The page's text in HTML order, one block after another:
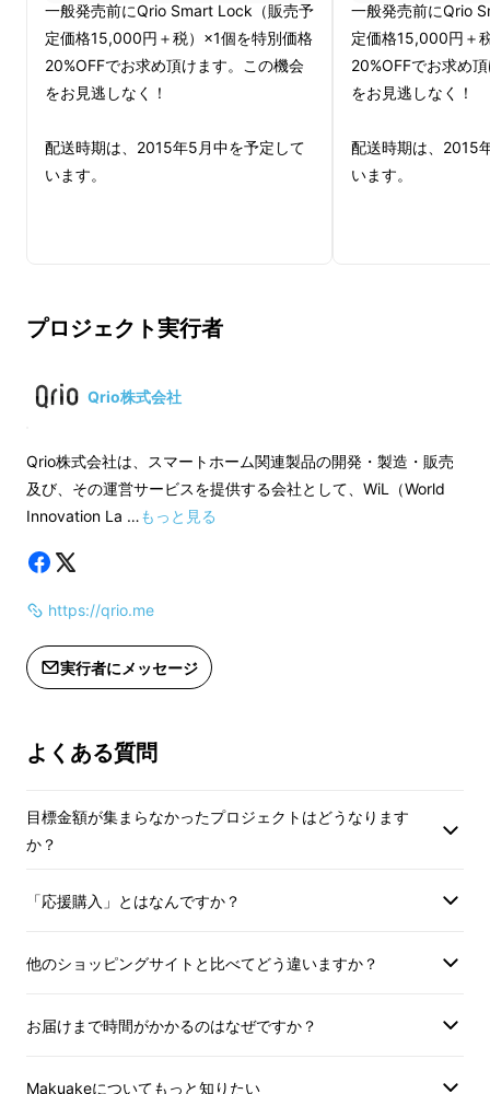
2015年1月15日放送のテレビ東京「ワールドビ
ジネスサテライト」内のコーナー、
「トレンドたまご」で「Qrio Smart Lock」が
放送時の様子はこちらのURLからご覧頂けます
↓
----------------------------------------------
「ものづくりとインターネットの力で家の中を
もっと便利に、楽しくしたい」
そんな想いから生まれたのが「Qrio Smart
Lock（キュリオ スマート ロック)」です。
の設置面積を実現。
これからの暮らしが始まります。
私たちはスマートな鍵と好奇心で広がる可能性
一般発売前にQrio Smart Lock（販売予
定価格15,000円＋税）×1個を特別価格
20%OFFでお求め頂けます。この機会
をお見逃しなく！
配送時期は、2015年5月中を予定して
います。
一般発売前にQrio
定価格15,000円＋
20%OFFでお求め
をお見逃しなく！
配送時期は、2015
います。
プロジェクト実行者
Qrio株式会社
Qrio株式会社は、スマートホーム関連製品の開発・製造・販売
及び、その運営サービスを提供する会社として、WiL（World
Innovation La …もっと見る
https://qrio.me
実行者にメッセージ
よくある質問
目標金額が集まらなかったプロジェクトはどうなります
か？
「応援購入」とはなんですか？
他のショッピングサイトと比べてどう違いますか？
お届けまで時間がかかるのはなぜですか？
Makuakeについてもっと知りたい